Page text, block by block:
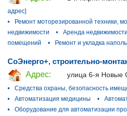
адрес]
•
Ремонт моторезированной техники,
недвижимости
• Аренда недвижимости
помещений
• Ремонт и укладка
СоЭнерго+, строительно-
Адрес:
улица 6-я Новые
•
Средства охраны, безопасность
•
Автоматизация медицины •
•
Оборудование для автоматизации